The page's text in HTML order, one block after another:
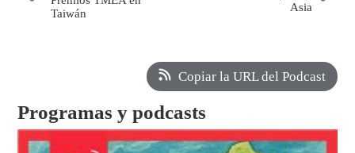
Taiwán
Asia
Copiar la URL del Podcast
Programas y podcasts